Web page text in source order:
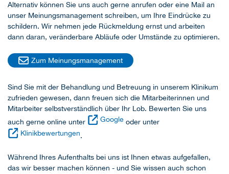
Alternativ können Sie uns auch gerne anrufen oder eine Mail an
unser Meinungsmanagement schreiben, um Ihre Eindrücke zu
schildern. Wir nehmen jede Rückmeldung ernst und arbeiten
dann daran, veränderbare Abläufe oder Umstände zu optimieren.
Zum Meinungsmanagement
Sind Sie mit der Behandlung und Betreuung in unserem Klinikum
zufrieden gewesen, dann freuen sich die Mitarbeiterinnen und
Mitarbeiter selbstverständlich über Ihr Lob. Bewerten Sie uns
auch gerne online unter
Google oder unter
Klinikbewertungen.
Während Ihres Aufenthalts bei uns ist Ihnen etwas aufgefallen,
das wir besser machen können - und Sie wissen auch schon